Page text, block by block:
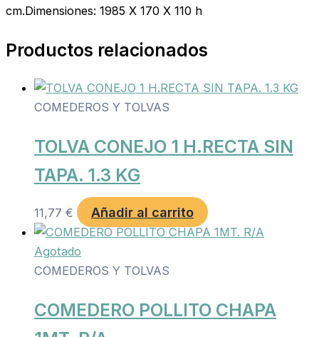
cm.Dimensiones: 1985 X 170 X 110 h
Productos relacionados
COMEDEROS Y TOLVAS
TOLVA CONEJO 1 H.RECTA SIN
TAPA. 1.3 KG
11,77 € Añadir al carrito
Agotado
COMEDEROS Y TOLVAS
COMEDERO POLLITO CHAPA